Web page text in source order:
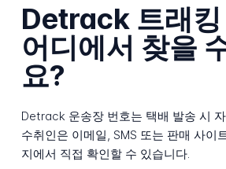
Detrack 트래킹
어디에서 찾을
요?
Detrack 운송장 번호는 택배 발송 시
수취인은 이메일, SMS 또는 판매 사이
지에서 직접 확인할 수 있습니다.